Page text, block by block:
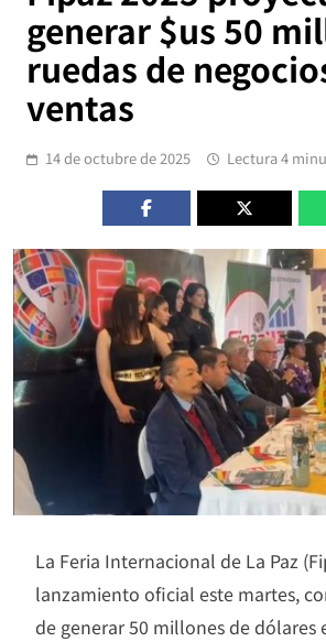
generar $us 50
ruedas de
ventas
14 de octubre de 2025 Lectura 4
La Feria Internacional de La Paz
lanzamiento oficial este martes,
de generar 50 millones de dólares